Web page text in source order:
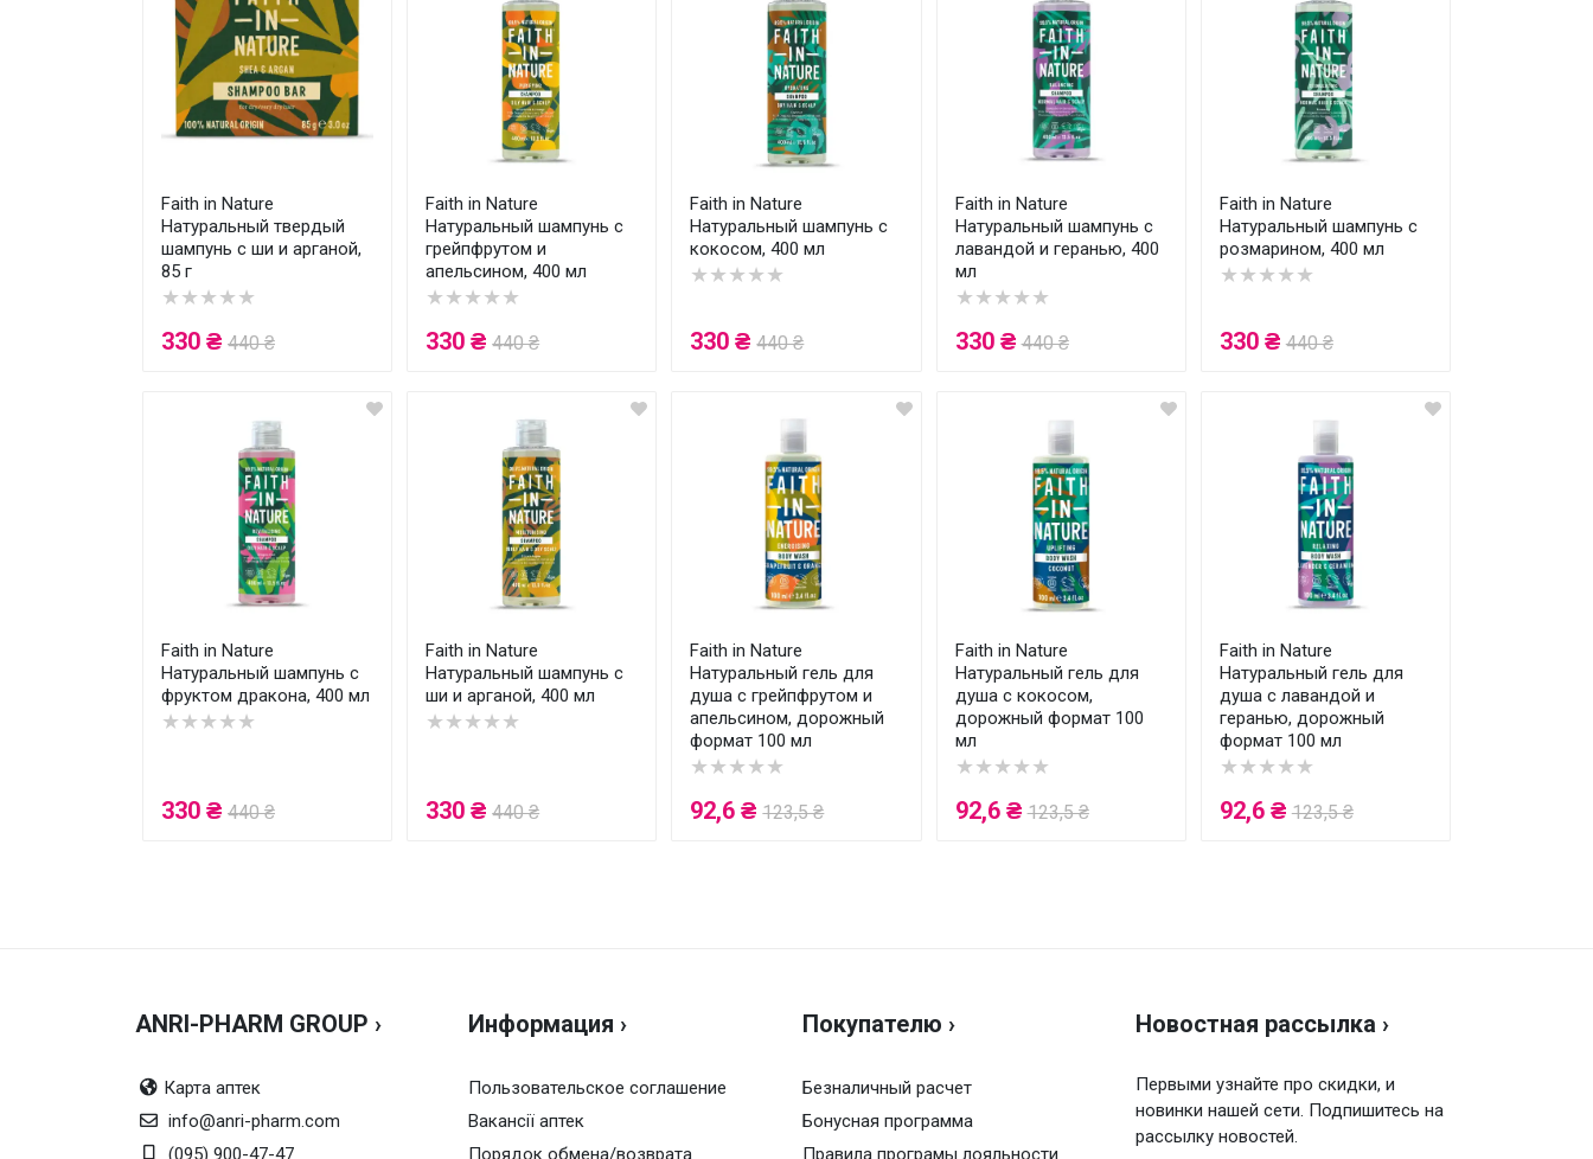
Faith in Nature
Натуральный твердый
шампунь с ши и арганой,
85 г
★★★★★
330 ₴ 440 ₴
Faith in Nature
Натуральный шампунь с
грейпфрутом и
апельсином, 400 мл
★★★★★
330 ₴ 440 ₴
Faith in Nature
Натуральный шампунь с
кокосом, 400 мл
★★★★★
330 ₴ 440 ₴
Faith in Nature
Натуральный шампунь с
лавандой и геранью, 400
мл
★★★★★
330 ₴ 440 ₴
Faith in Nature
Натуральный шампунь с
розмарином, 400 мл
★★★★★
330 ₴ 440 ₴
Faith in Nature
Натуральный шампунь с
фруктом дракона, 400 мл
★★★★★
330 ₴ 440 ₴
Faith in Nature
Натуральный шампунь с
ши и арганой, 400 мл
★★★★★
330 ₴ 440 ₴
Faith in Nature
Натуральный гель для
душа с грейпфрутом и
апельсином, дорожный
формат 100 мл
★★★★★
92,6 ₴ 123,5 ₴
Faith in Nature
Натуральный гель для
душа с кокосом,
дорожный формат 100
мл
★★★★★
92,6 ₴ 123,5 ₴
Faith in Nature
Натуральный гель для
душа с лавандой и
геранью, дорожный
формат 100 мл
★★★★★
92,6 ₴ 123,5 ₴
ANRI-PHARM GROUP ›
Карта аптек
info@anri-pharm.com
(095) 900-47-47
Информация ›
Пользовательское соглашение
Вакансії аптек
Порядок обмена/возврата
Покупателю ›
Безналичный расчет
Бонусная программа
Правила програмы лояльности
Новостная рассылка ›
Первыми узнайте про скидки, и
новинки нашей сети. Подпишитесь на
рассылку новостей.